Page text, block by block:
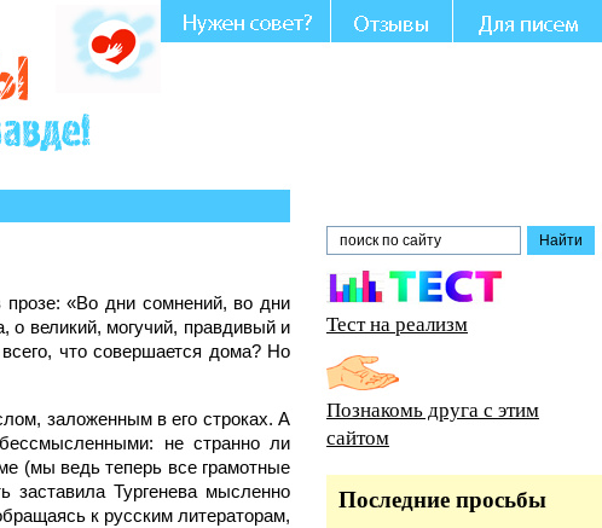
прозе: «Во дни сомнений, во дни
великий, могучий, правдивый и
что совершается дома? Но
заложенным в его строках. А
не странно ли
(мы ведь теперь все грамотные
заставила Тургенева мысленно
к русским литераторам,
Тест на реализм
Познакомь друга с этим
сайтом
Последние просьбы